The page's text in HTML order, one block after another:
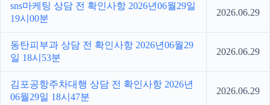
sns마케팅 상담 전 확인사항 2026년06월29일
19시00분
2026.06.29
동탄피부과 상담 전 확인사항 2026년06월29
일 18시53분
2026.06.29
김포공항주차대행 상담 전 확인사항 2026년
06월29일 18시47분
2026.06.29